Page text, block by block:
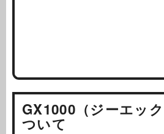
GX1000（ジーエッ
ついて